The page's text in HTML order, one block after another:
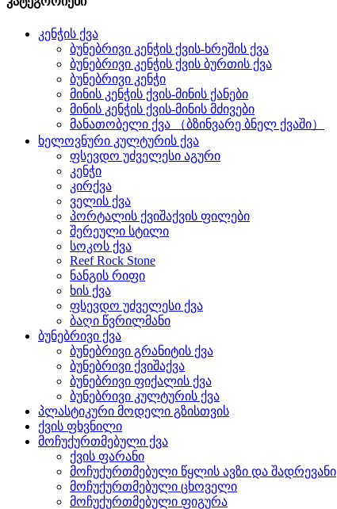
კენჭის ქვა
ბუნებრივი კენჭის ქვის-ხრეშის ქვა
ბუნებრივი კენჭის ქვის ბურთის ქვა
ბუნებრივი კენჭი
მინის კენჭის ქვის-მინის ქანები
მინის კენჭის ქვის-მინის მძივები
მანათობელი ქვა （ბზინვარე ბნელ ქვაში）
ხელოვნური კულტურის ქვა
ფსევდო უძველესი აგური
კენჭი
კირქვა
ველის ქვა
პორტალის ქვიშაქვის ფილები
შერეული სტილი
სოკოს ქვა
Reef Rock Stone
ნანგის რიფი
ხის ქვა
ფსევდო უძველესი ქვა
ბაღი წვრილმანი
ბუნებრივი ქვა
ბუნებრივი გრანიტის ქვა
ბუნებრივი ქვიშაქვა
ბუნებრივი ფიქალის ქვა
ბუნებრივი კულტურის ქვა
პლასტიკური მოდელი გზისთვის
ქვის ფხვნილი
მოჩუქურთმებული ქვა
ქვის ფარანი
მოჩუქურთმებული წყლის ავზი და შადრევანი
მოჩუქურთმებული ცხოველი
მოჩუქურთმებული ფიგურა